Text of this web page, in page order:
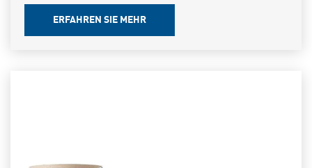
ERFAHREN SIE MEHR